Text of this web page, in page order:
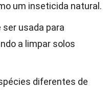
um inseticida natural.
usada para
a limpar solos
diferentes de